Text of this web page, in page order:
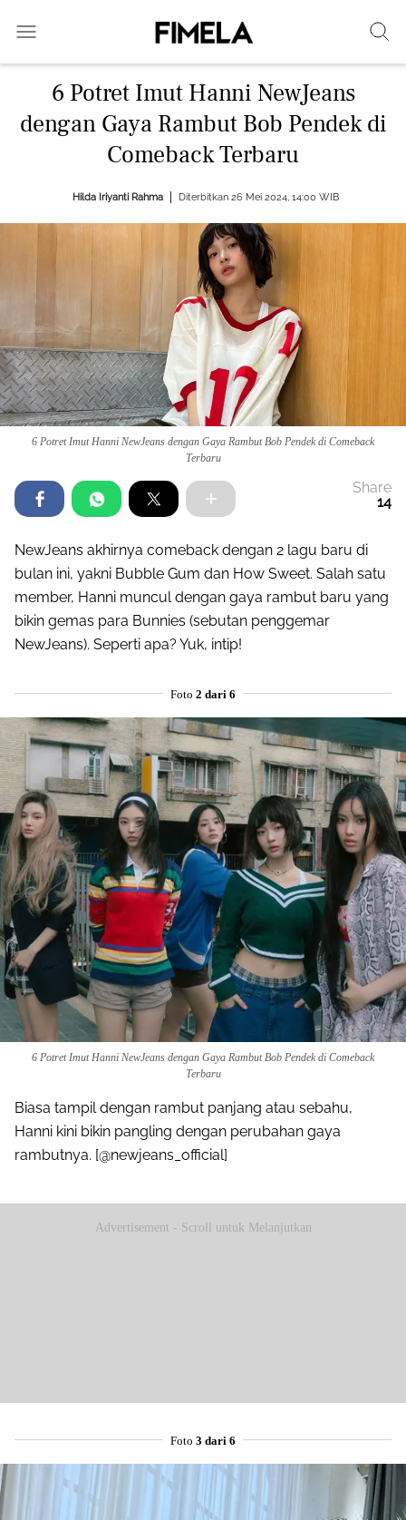
6 Potret Imut Hanni NewJeans
dengan Gaya Rambut Bob Pendek di
Comeback Terbaru
Hilda Iriyanti Rahma Diterbitkan 26 Mei 2024, 14:00 WIB
6 Potret Imut Hanni NewJeans dengan Gaya Rambut Bob Pendek di Comeback
Terbaru
Share
14
NewJeans akhirnya comeback dengan 2 lagu baru di
bulan ini, yakni Bubble Gum dan How Sweet. Salah satu
member, Hanni muncul dengan gaya rambut baru yang
bikin gemas para Bunnies (sebutan penggemar
NewJeans). Seperti apa? Yuk, intip!
Foto 2 dari 6
6 Potret Imut Hanni NewJeans dengan Gaya Rambut Bob Pendek di Comeback
Terbaru
Biasa tampil dengan rambut panjang atau sebahu,
Hanni kini bikin pangling dengan perubahan gaya
rambutnya. [@newjeans_official]
Advertisement - Scroll untuk Melanjutkan
Foto 3 dari 6